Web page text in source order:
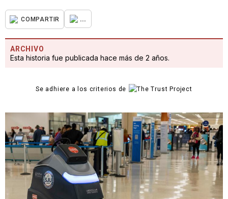
COMPARTIR ...
ARCHIVO
Esta historia fue publicada hace más de 2 años.
Se adhiere a los criterios de